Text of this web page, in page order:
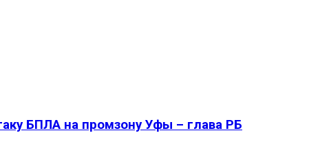
БПЛА на промзону Уфы – глава РБ